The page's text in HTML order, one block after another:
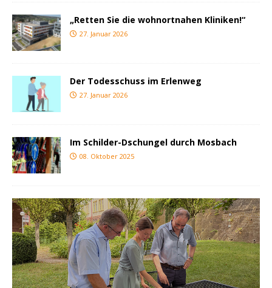
„Retten Sie die wohnortnahen Kliniken!“
27. Januar 2026
Der Todesschuss im Erlenweg
27. Januar 2026
Im Schilder-Dschungel durch Mosbach
08. Oktober 2025